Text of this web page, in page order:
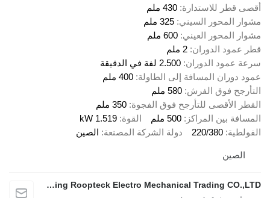
أقصى قطر للاستدارة 430 ملم
مشوار المحور السيني 325 ملم
مشوار المحور العيني 600 ملم
قطر عمود الدوران 2 ملم
سرعة عمود الدوران 2.500 لفة في الدقيقة
عمود دوران المسافة إلى الطاولة 400 ملم
التأرجح فوق الفرش 580 ملم
القطر الأقصى للتأرجح فوق الفجوة 350 ملم
المسافة بين المراكز
500 ملم القوة 1.519 kW
الفولطية 220/380 دولة الشركة المصنعة الصين
الصين
Nanjing Roopteck Electro Mechanical Trading CO.,LTD